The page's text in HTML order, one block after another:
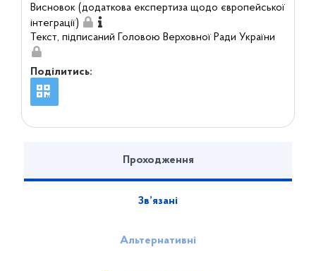
Висновок (додаткова експертиза щодо європейської
інтеграції)
Текст, підписаний Головою Верховної Ради України
Поділитись:
Проходження
Зв’язані
Альтернативні